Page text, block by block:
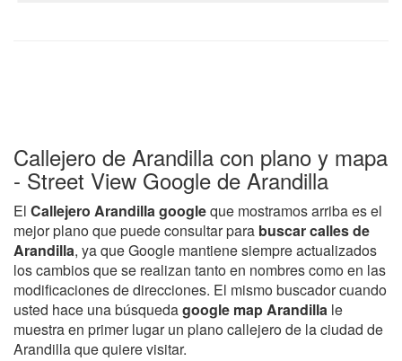
Callejero de Arandilla con plano y mapa
- Street View Google de Arandilla
El Callejero Arandilla googleque mostramos arriba es el
mejor plano que puede consultar para buscar calles de
Arandilla, ya que Google mantiene siempre actualizados
los cambios que se realizan tanto en nombres como en las
modificaciones de direcciones. El mismo buscador cuando
usted hace una búsquedagoogle map Arandilla le
muestra en primer lugar un plano callejero de la ciudad de
Arandilla que quiere visitar.